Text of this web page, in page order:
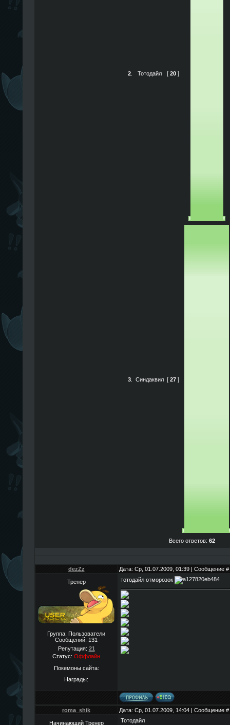
2 Тотодайл [ 20 ]
3 Синдаквил [ 27 ]
Всего ответов: 62
dezZz Дата: Ср, 01.07.2009, 01:39 | Сообщение #
Тренер
Группа: Пользователи
Сообщений: 131
Репутация: 21
Статус: Оффлайн
Покемоны сайта:
Награды:
тотодайл отморозок
roma_shik Дата: Ср, 01.07.2009, 14:04 | Сообщение #
Начинающий Тренер Тотодайл